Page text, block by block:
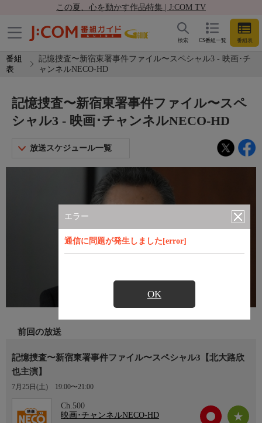
この夏、心を動かす作品特集 | J:COM TV
CS番組一覧 番組表
検索
番組
表
記憶捜査〜新宿東署事件ファイル〜スペシャル3 - 映画･チ
ャンネルNECO-HD
エラー
通信に問題が発生しました[error]
OK
記憶捜査〜新宿東署事件ファイル〜スペ
シャル3 - 映画･チャンネルNECO-HD
放送スケジュール一覧
前回の放送
記憶捜査〜新宿東署事件ファイル〜スペシャル3【北大路欣
也主演】
7月25日(土) 19:00〜21:00
Ch.500
映画･チャンネルNECO-HD